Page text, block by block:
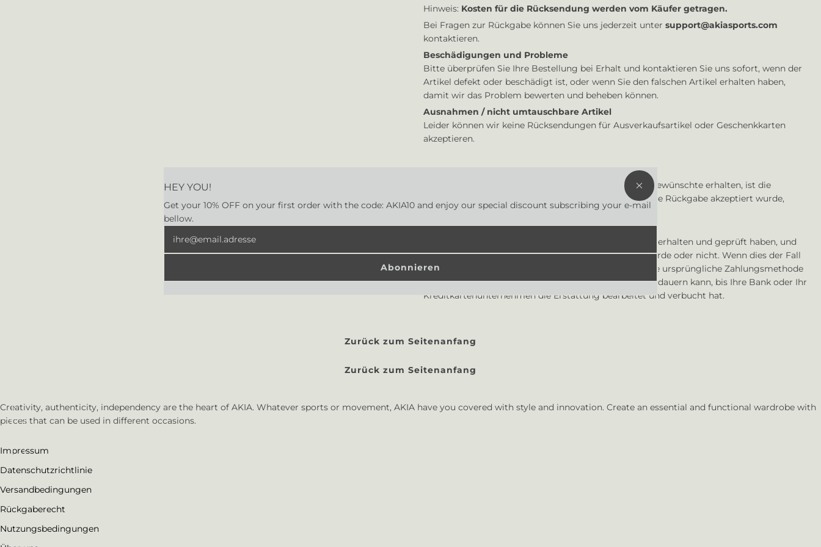
Hinweis: Kosten für die Rücksendung werden vom Käufer getragen.
Bei Fragen zur Rückgabe können Sie uns jederzeit unter support@akiasports.com
kontaktieren.
Beschädigungen und Probleme
Bitte überprüfen Sie Ihre Bestellung bei Erhalt und kontaktieren Sie uns sofort, wenn der
Artikel defekt oder beschädigt ist, oder wenn Sie den falschen Artikel erhalten haben,
damit wir das Problem bewerten und beheben können.
Ausnahmen / nicht umtauschbare Artikel
Leider können wir keine Rücksendungen für Ausverkaufsartikel oder Geschenkkarten
akzeptieren.
Der schnellste Weg, um sicherzustellen, dass Sie das Gewünschte erhalten, ist die
Rückgabe des Artikels, den Sie bereits haben. Sobald die Rückgabe akzeptiert wurde,
kaufen Sie den neuen Artikel separat.
Rückerstattungen
Wir benachrichtigen Sie, sobald wir Ihre Rücksendung erhalten und geprüft haben, und
teilen Ihnen mit, ob die Rückerstattung genehmigt wurde oder nicht. Wenn dies der Fall
ist, wird Ihnen die Rückerstattung automatisch auf Ihre ursprüngliche Zahlungsmethode
überwiesen. Bitte denken Sie daran, dass es einige Zeit dauern kann, bis Ihre Bank oder Ihr
Kreditkartenunternehmen die Erstattung bearbeitet und verbucht hat.
Zurück zum Seitenanfang
Zurück zum Seitenanfang
Creativity, authenticity, independency are the heart of AKIA. Whatever sports or movement, AKIA have you covered with style and innovation. Create an essential and functional wardrobe with
pieces that can be used in different occasions.
Impressum
Datenschutzrichtlinie
Versandbedingungen
Rückgaberecht
Nutzungsbedingungen
HEY
YOU!
HEY YOU!
Get your 10% OFF on your first order with the code: AKIA10 and enjoy our special discount subscribing your e-mail
bellow.
Abonnieren